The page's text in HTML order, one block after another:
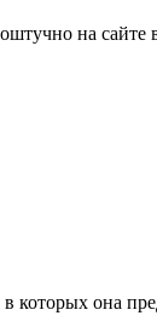
на сайте
которых она